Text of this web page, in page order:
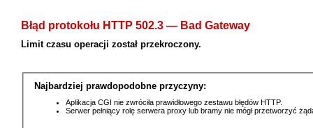
Błąd protokołu HTTP 502.3 — Bad Gateway
Limit czasu operacji został przekroczony.
Najbardziej prawdopodobne przyczyny:
Aplikacja CGI nie zwróciła prawidłowego zestawu błędów HTTP.
Serwer pełniący rolę serwera proxy lub bramy nie mógł przetworzyć